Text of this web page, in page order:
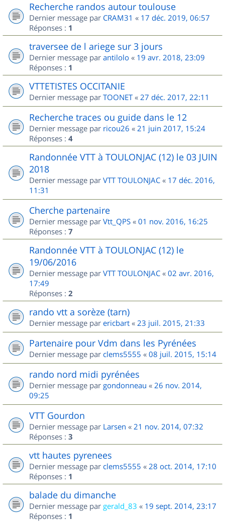
Recherche randos autour toulouse
Dernier message par CRAM31 « 17 déc. 2019, 06:57
Réponses : 1
traversee de l ariege sur 3 jours
Dernier message par antilolo « 19 avr. 2018, 23:09
Réponses : 1
VTTETISTES OCCITANIE
Dernier message par TOONET« 27 déc. 2017, 22:11
Recherche traces ou guide dans le 12
Dernier message par ricou26 « 21 juin 2017, 15:24
Réponses : 4
Randonnée VTT à TOULONJAC (12) le 03 JUIN
2018
Dernier message par VTT TOULONJAC « 17 déc. 2016,
11:31
Cherche partenaire
Dernier message par Vtt_QPS « 01 nov. 2016, 16:25
Réponses : 7
Randonnée VTT à TOULONJAC (12) le
19/06/2016
Dernier message par VTT TOULONJAC « 02 avr. 2016,
17:49
Réponses : 2
rando vtt a sorèze (tarn)
Dernier message par ericbart « 23 juil. 2015, 21:33
Partenaire pour Vdm dans les Pyrénées
Dernier message par clems5555 « 08 juil. 2015, 15:14
rando nord midi pyrénées
Dernier message par gondonneau « 26 nov. 2014,
09:25
VTT Gourdon
Dernier message par Larsen « 21 nov. 2014, 07:32
Réponses : 3
vtt hautes pyrenees
Dernier message par clems5555 « 28 oct. 2014, 17:10
Réponses : 1
balade du dimanche
Dernier message par gerald_83 « 19 sept. 2014, 23:17
Réponses : 1